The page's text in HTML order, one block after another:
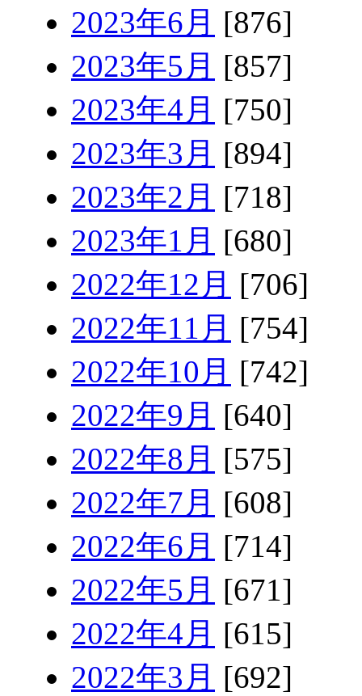
2023年6月 [876]
2023年5月 [857]
2023年4月 [750]
2023年3月 [894]
2023年2月 [718]
2023年1月 [680]
2022年12月 [706]
2022年11月 [754]
2022年10月 [742]
2022年9月 [640]
2022年8月 [575]
2022年7月 [608]
2022年6月 [714]
2022年5月 [671]
2022年4月 [615]
2022年3月 [692]